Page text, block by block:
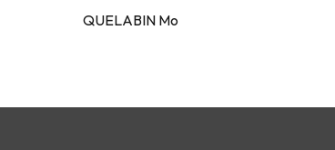
QUELABIN Mo